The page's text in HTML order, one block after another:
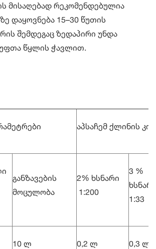
მისაღებად რეკომენდებულია
დაყოვნება 15–30 წუთის
შემდეგაც ზედაპირი უნდა
წყლის ჭავლით.
აპსაჩემ ქლინის
განზავების
მოცულობა
2% ხსნარი
1:200
3 %
1:33
10 ლ 0,2 ლ 0,3 ლ